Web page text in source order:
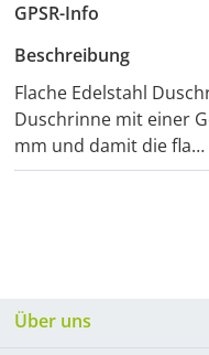
GPSR-Info
Beschreibung
Flache Edelstahl
Duschrinne mit einer
mm und damit die fla…
Über uns